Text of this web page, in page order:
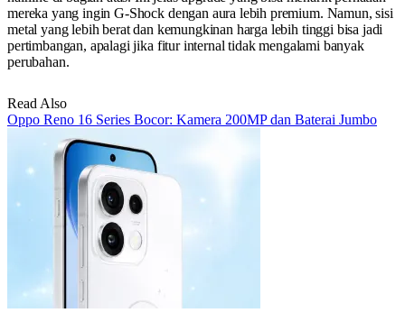
mereka yang ingin G-Shock dengan aura lebih premium. Namun, sisi
metal yang lebih berat dan kemungkinan harga lebih tinggi bisa jadi
pertimbangan, apalagi jika fitur internal tidak mengalami banyak
perubahan.
Read Also
Oppo Reno 16 Series Bocor: Kamera 200MP dan Baterai Jumbo